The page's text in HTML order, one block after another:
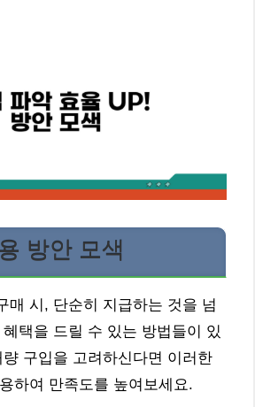
방안 모색
매 시, 단순히 지급하는 것을 넘
택을 드릴 수 있는 방법들이 있
구입을 고려하신다면 이러한
하여 만족도를 높여보세요.